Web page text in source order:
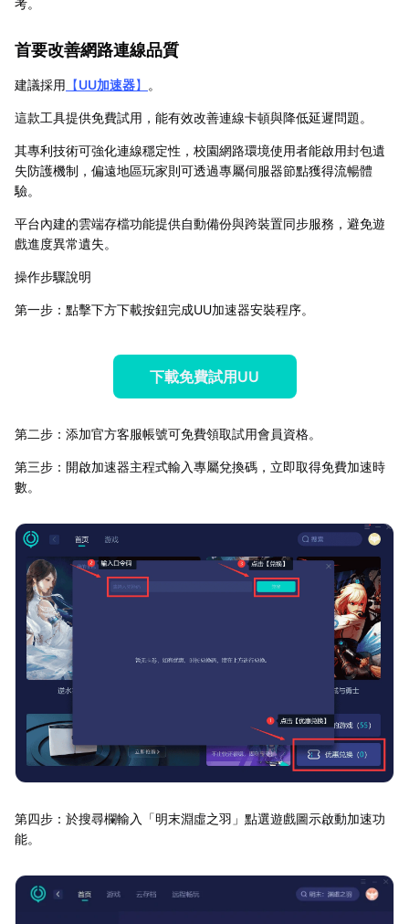
考。
首要改善網路連線品質
建議採用 【UU加速器】 。
這款工具提供免費試用，能有效改善連線卡頓與降低延遲問題。
其專利技術可強化連線穩定性，校園網路環境使用者能啟用封包遺
失防護機制，偏遠地區玩家則可透過專屬伺服器節點獲得流暢體
驗。
平台內建的雲端存檔功能提供自動備份與跨裝置同步服務，避免遊
戲進度異常遺失。
操作步驟說明
第一步：點擊下方下載按鈕完成UU加速器安裝程序。
下載免費試用UU
第二步：添加官方客服帳號可免費領取試用會員資格。
第三步：開啟加速器主程式輸入專屬兌換碼，立即取得免費加速時
數。
第四步：於搜尋欄輸入「明末淵虛之羽」點選遊戲圖示啟動加速功
能。